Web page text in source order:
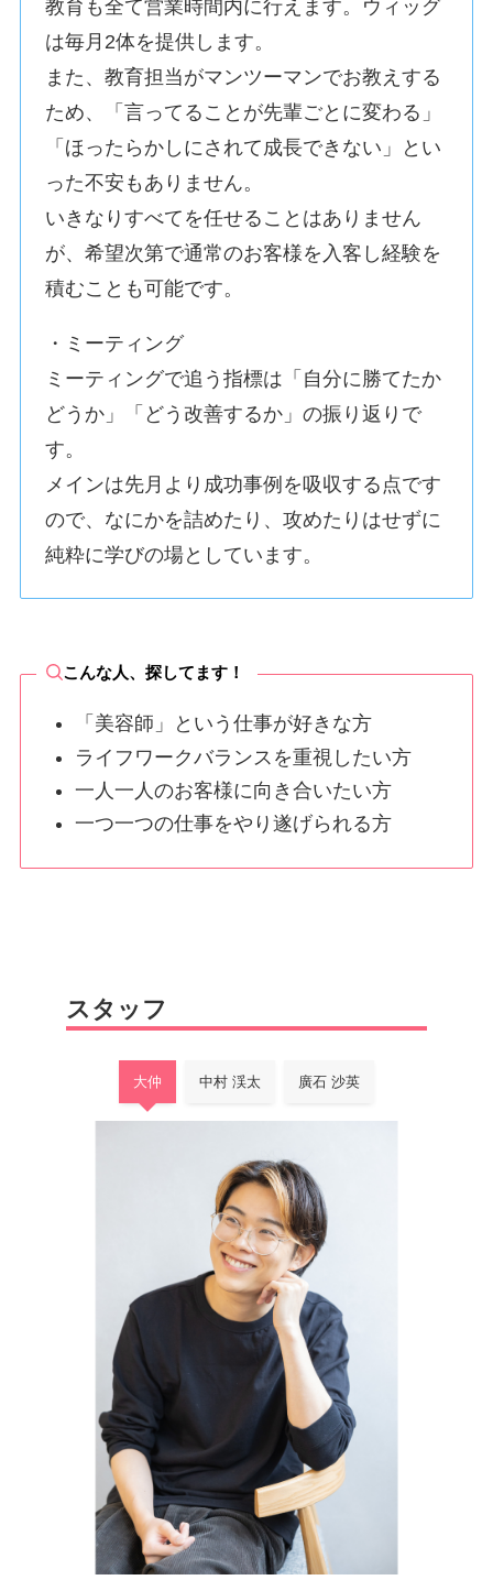
教育も全て営業時間内に行えます。ウィッグ
は毎月2体を提供します。
また、教育担当がマンツーマンでお教えする
ため、「言ってることが先輩ごとに変わる」
「ほったらかしにされて成長できない」とい
った不安もありません。
いきなりすべてを任せることはありません
が、希望次第で通常のお客様を入客し経験を
積むことも可能です。
・ミーティング
ミーティングで追う指標は「自分に勝てたか
どうか」「どう改善するか」の振り返りで
す。
メインは先月より成功事例を吸収する点です
ので、なにかを詰めたり、攻めたりはせずに
純粋に学びの場としています。
こんな人、探してます！
「美容師」という仕事が好きな方
ライフワークバランスを重視したい方
一人一人のお客様に向き合いたい方
一つ一つの仕事をやり遂げられる方
スタッフ
大仲 中村 渓太 廣石 沙英